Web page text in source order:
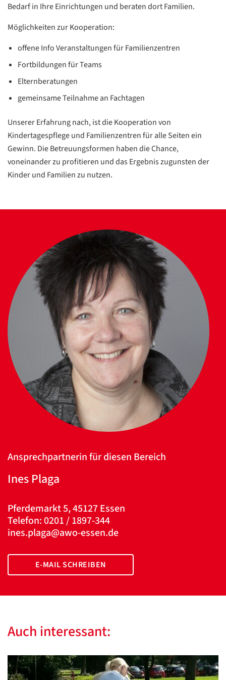
Bedarf in Ihre Einrichtungen und beraten dort Familien.
Möglichkeiten zur Kooperation:
offene Info Veranstaltungen für Familienzentren
Fortbildungen für Teams
Elternberatungen
gemeinsame Teilnahme an Fachtagen
Unserer Erfahrung nach, ist die Kooperation von
Kindertagespflege und Familienzentren für alle Seiten ein
Gewinn. Die Betreuungsformen haben die Chance,
voneinander zu profitieren und das Ergebnis zugunsten der
Kinder und Familien zu nutzen.
Ansprechpartnerin für diesen Bereich
Ines Plaga
Pferdemarkt 5, 45127 Essen
Telefon: 0201 / 1897-344
ines.plaga@awo-essen.de
E-MAIL SCHREIBEN
Auch interessant: